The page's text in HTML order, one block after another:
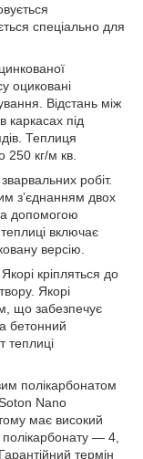
спеціально для
оциковані
Відстань між
каркасах під
Теплиця
250 кг/м кв.
робіт.
з’єднанням двох
допомогою
включає
версію.
кріпляться до
Якорі
що забезпечує
бетонний
теплиці
полікарбонатом
Nano
має високий
— 4,
термін